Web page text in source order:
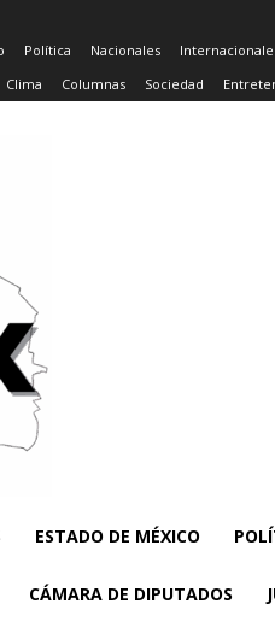
Política Nacionales
Clima Columnas Sociedad
ESTADO DE MÉXICO
CÁMARA DE DIPUTADOS